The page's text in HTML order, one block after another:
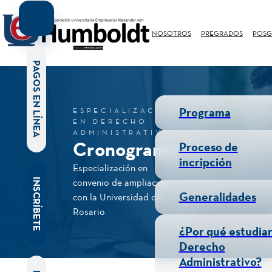
NOSOTROS PREGRADOS
ESPECIALIZACIÓN
EN DERECHO
ADMINISTRATIVO
Cronograma
Especialización en
convenio de ampliación
con la Universidad del
Rosario
Programa
Proceso de
incripción
Generalidades
¿Por qué estudiar
Derecho
Administrativo?
PAGOS EN LÍNEA
INSCRÍBETE